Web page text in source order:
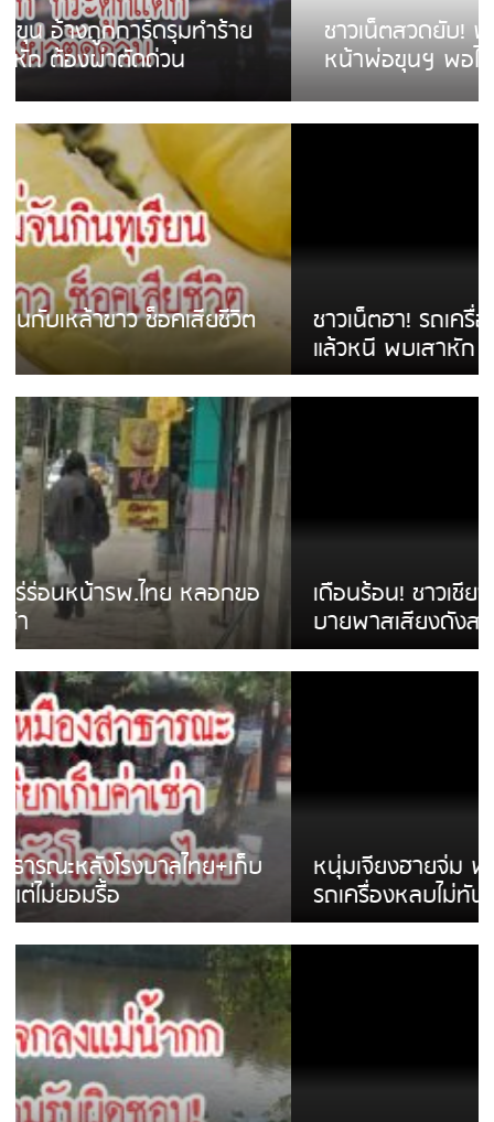
ชาวเน็ตสวดยับ! พบพม่าเร่ขายพวงมาลัย
หน้าพ่อขุนฯ พอไม่ซื้อเดินตาม
ชาวเน็ตฮา! รถเครื่องแม่สายชนป้ายร้านโลงศพ
แล้วหนี พบเสาหัก เบรคหัก หวิดได้ใช้บริการ
เดือนร้อน! ชาวเชียงรายบ่นรถ Isuzu สีขาวซิ่ง
บายพาสเสียงดังสร้างความรำคาญ
หนุ่มเจียงฮายจ่ม พบถังน้ำดื่มตกกลางถนน
รถเครื่องหลบไม่ทันล้มบาดเจ็บ